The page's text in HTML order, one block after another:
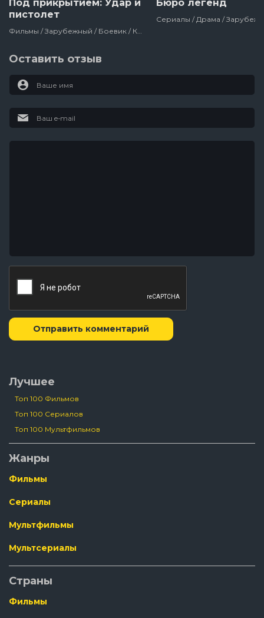
Под прикрытием: Удар и
пистолет
Бюро легенд
Оставить отзыв
Отправить комментарий
Лучшее
Топ 100 Фильмов
Топ 100 Сериалов
Топ 100 Мультфильмов
Жанры
Фильмы
Сериалы
Мультфильмы
Мультсериалы
Страны
Фильмы